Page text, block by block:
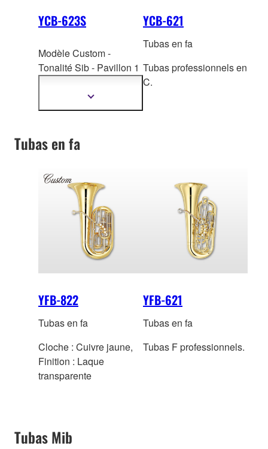
YCB-623S
Modèle Custom -
Tonalité Sib - Pavillon 1
mm - Perce ML : 11,65
mm - Finition : argenté -
Afficher
YCB-621
Tubas en fa
Tubas professionnels en
C.
Tubas en fa
YFB-822
Tubas en fa
Cloche : Cuivre jaune,
Finition : Laque
transparente
YFB-621
Tubas en fa
Tubas F professionnels.
Tubas Mib